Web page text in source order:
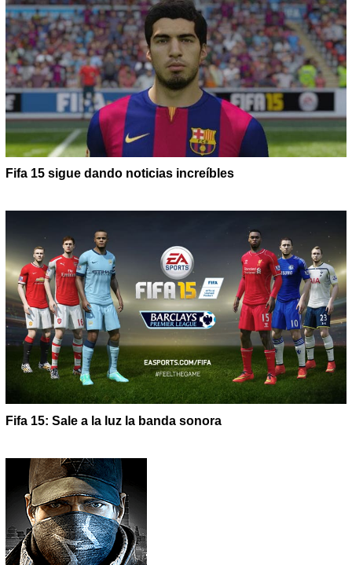
Fifa 15 sigue dando noticias increíbles
Fifa 15: Sale a la luz la banda sonora